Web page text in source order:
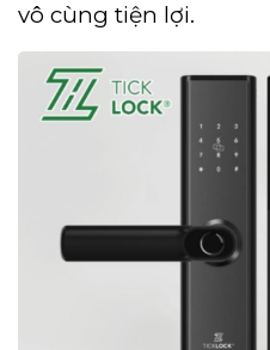
vô cùng tiện lợi.